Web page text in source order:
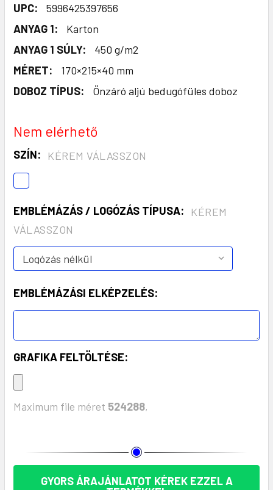
UPC:
5996425397656
ANYAG 1:
Karton
ANYAG 1 SÚLY:
450 g/m2
MÉRET:
170×215×40 mm
DOBOZ TÍPUS:
Önzáró aljú bedugófüles doboz
Nem elérhető
SZÍN: KÉREM VÁLASSZON
EMBLÉMÁZÁS / LOGÓZÁS TÍPUSA:
KÉREM
VÁLASSZON
EMBLÉMÁZÁSI ELKÉPZELÉS:
GRAFIKA FELTÖLTÉSE:
Maximum file méret 524288,
GYORS ÁRAJÁNLATOT KÉREK EZZEL A